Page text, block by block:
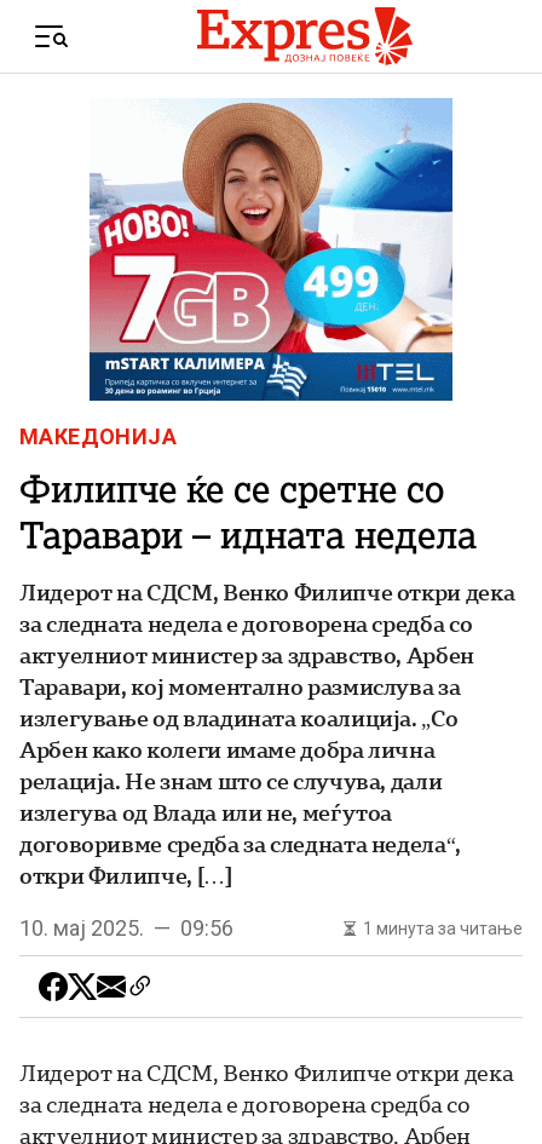
Menu
МАКЕДОНИЈА
Филипче ќе се сретне со
Таравари – идната недела
Лидерот на СДСМ, Венко Филипче откри дека
за следната недела е договорена средба со
актуелниот министер за здравство, Арбен
Таравари, кој моментално размислува за
излегување од владината коалиција. „Со
Арбен како колеги имаме добра лична
релација. Не знам што се случува, дали
излегува од Влада или не, меѓутоа
договоривме средба за следната недела“,
откри Филипче, […]
10. мај 2025. — 09:56 1 минута за читање
Лидерот на СДСМ, Венко Филипче откри дека
за следната недела е договорена средба со
актуелниот министер за здравство, Арбен